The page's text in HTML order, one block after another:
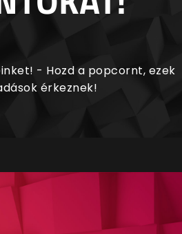
- Hozd a popcornt, ezek
érkeznek!